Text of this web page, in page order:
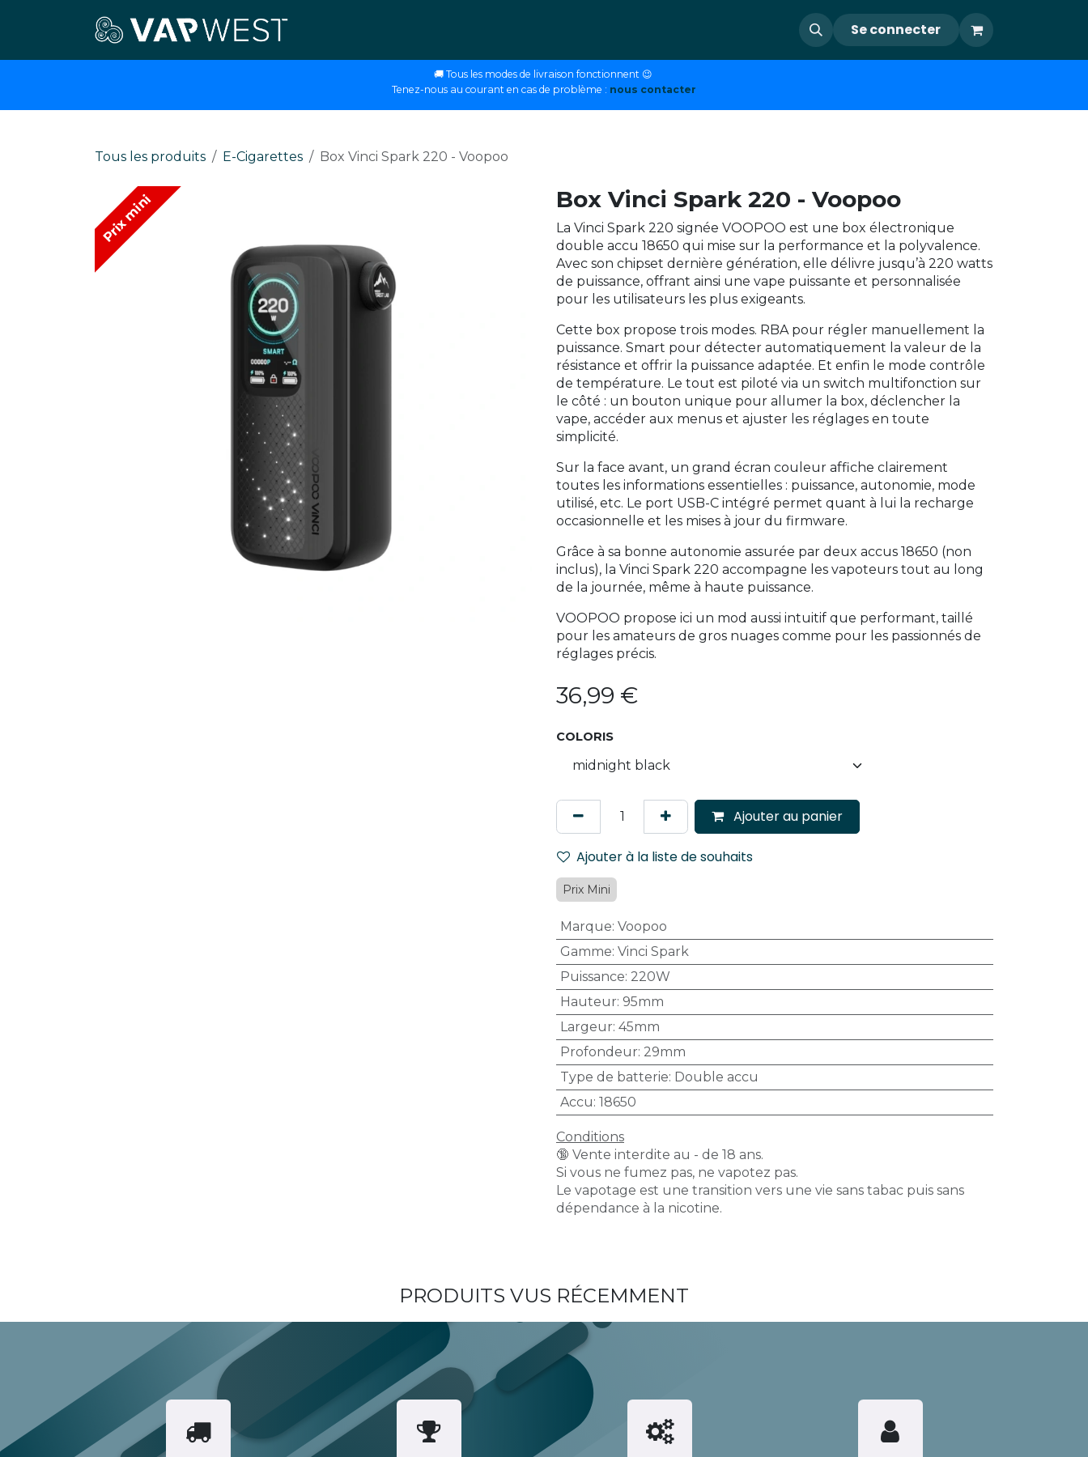
Se connecter
🚚 Tous les modes de livraison fonctionnent 😉
Tenez-nous au courant en cas de problème : nous contacter
Tous les produits E-Cigarettes Box Vinci Spark 220 - Voopoo
Prix mini Box Vinci Spark 220 - Voopoo
La Vinci Spark 220 signée VOOPOO est une box électronique
double accu 18650 qui mise sur la performance et la polyvalence.
Avec son chipset dernière génération, elle délivre jusqu’à 220 watts
de puissance, offrant ainsi une vape puissante et personnalisée
pour les utilisateurs les plus exigeants.
Cette box propose trois modes. RBA pour régler manuellement la
puissance. Smart pour détecter automatiquement la valeur de la
résistance et offrir la puissance adaptée. Et enfin le mode contrôle
de température. Le tout est piloté via un switch multifonction sur
le côté : un bouton unique pour allumer la box, déclencher la
vape, accéder aux menus et ajuster les réglages en toute
simplicité.
Sur la face avant, un grand écran couleur affiche clairement
toutes les informations essentielles : puissance, autonomie, mode
utilisé, etc. Le port USB-C intégré permet quant à lui la recharge
occasionnelle et les mises à jour du firmware.
Grâce à sa bonne autonomie assurée par deux accus 18650 (non
inclus), la Vinci Spark 220 accompagne les vapoteurs tout au long
de la journée, même à haute puissance.
VOOPOO propose ici un mod aussi intuitif que performant, taillé
pour les amateurs de gros nuages comme pour les passionnés de
réglages précis.
36,99 €
COLORIS
Ajouter au panier
Ajouter à la liste de souhaits
Prix Mini
Marque: Voopoo
Gamme: Vinci Spark
Puissance: 220W
Hauteur: 95mm
Largeur: 45mm
Profondeur: 29mm
Type de batterie: Double accu
Accu: 18650
Conditions
🔞 Vente interdite au - de 18 ans.
Si vous ne fumez pas, ne vapotez pas.
Le vapotage est une transition vers une vie sans tabac puis sans
dépendance à la nicotine.
PRODUITS VUS RÉCEMMENT